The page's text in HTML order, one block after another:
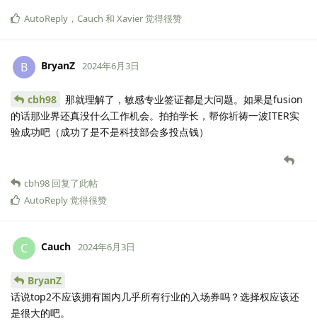
AutoReply ， Cauch 和 Xavier觉得很赞
B BryanZ 2024年6月3日
cbh98
那就理解了，敏感专业签证都是大问题。如果是fusion
的话那业界还真没什么工作机会。拍拍学长，帮你祈祷一波ITER实
验成功吧（成功了是不是科技部会多投点钱）
cbh98 回复了此帖
AutoReply觉得很赞
C Cauch 2024年6月3日
BryanZ
话说top2不应该拥有国内几乎所有行业的入场券吗？选择权应该还
是很大的吧。